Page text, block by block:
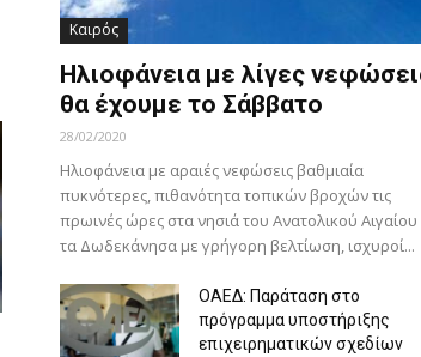
Καιρός
Ηλιοφάνεια με λίγες
θα έχουμε το Σάββατο
28/02/2020
Ηλιοφάνεια με αραιές νεφώσεις βαθμιαία
πυκνότερες, πιθανότητα τοπικών βροχών τις
πρωινές ώρες στα νησιά του Ανατολικού Αιγαίου
τα Δωδεκάνησα με γρήγορη βελτίωση, ισχυροί...
ΟΑΕΔ: Παράταση στο
πρόγραμμα υποστήριξης
επιχειρηματικών σχεδίων